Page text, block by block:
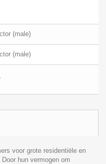
(male)
(male)
voor grote residentiële en
hun vermogen om